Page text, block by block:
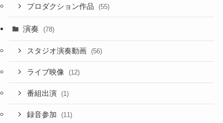
プロダクション作品 (55)
演奏 (78)
スタジオ演奏動画 (56)
ライブ映像 (12)
番組出演 (1)
録音参加 (11)